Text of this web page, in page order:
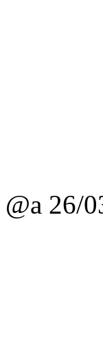
@a 26/